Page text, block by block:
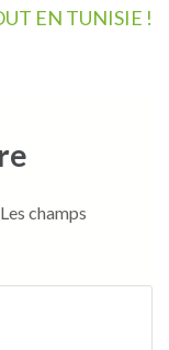
EN TUNISIE !
Les champs